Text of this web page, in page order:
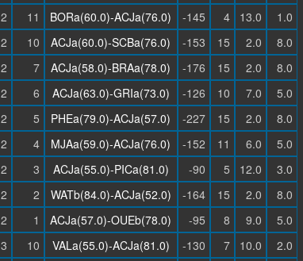
2 11 BORa(60.0)-ACJa(76.0) -145 4 13.0
1.0
2 10 ACJa(60.0)-SCBa(76.0) -153 15 2.0
8.0
2 7 ACJa(58.0)-BRAa(78.0) -176 15 2.0
8.0
2 6 ACJa(63.0)-GRIa(73.0) -126 10 7.0
5.0
2 5 PHEa(79.0)-ACJa(57.0) -227 15 2.0
8.0
2 4 MJAa(59.0)-ACJa(76.0) -152 11 6.0
5.0
2 3 ACJa(55.0)-PICa(81.0) -90 5 12.0
3.0
2 2 WATb(84.0)-ACJa(52.0) -164 15 2.0
8.0
2 1 ACJa(57.0)-OUEb(78.0) -95 8 9.0
5.0
3 10 VALa(55.0)-ACJa(81.0) -130 7 10.0
2.0